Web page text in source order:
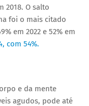
2018. O salto
foi o mais citado
em 2022 e 52% em
com 54%.
e da mente
agudos, pode até